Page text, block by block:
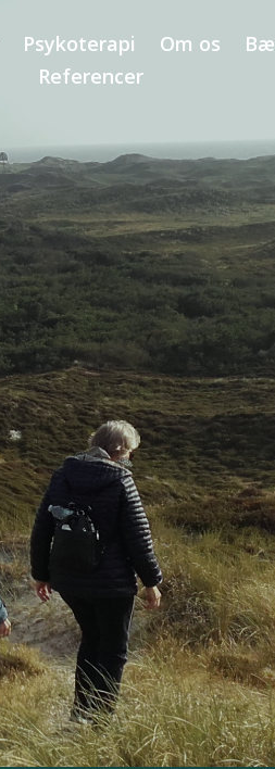
Psykoterapi Om os
Referencer